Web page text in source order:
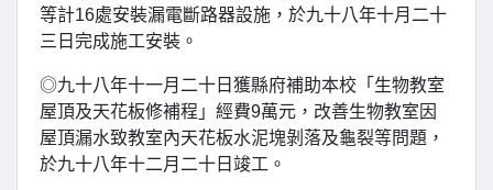
等計16處安裝漏電斷路器設施，於九十八年十月二十
三日完成施工安裝。
◎九十八年十一月二十日獲縣府補助本校「生物教室
屋頂及天花板修補程」經費9萬元，改善生物教室因
屋頂漏水致教室內天花板水泥塊剝落及龜裂等問題，
於九十八年十二月二十日竣工。